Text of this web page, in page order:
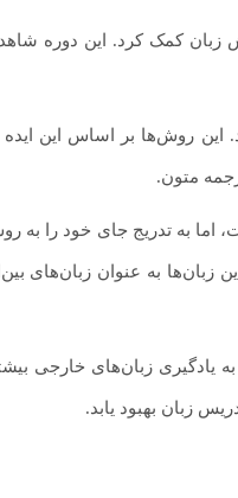
زبان کمک کرد. این دوره
روش‌ها بر اساس این ایده
متون.
۱۹ نیز مورد استفاده قرار می‌گرفت، اما به تدریج
زبان‌ها به عنوان زبان‌های
نیاز به یادگیری زبان‌های
زبان بهبود یابد.